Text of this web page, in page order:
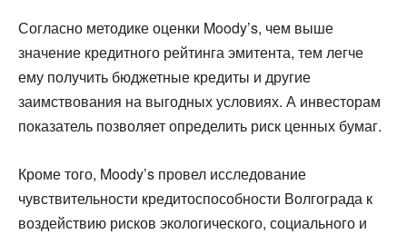
Согласно методике оценки Moody’s, чем выше
значение кредитного рейтинга эмитента, тем легче
ему получить бюджетные кредиты и другие
заимствования на выгодных условиях. А инвесторам
показатель позволяет определить риск ценных бумаг.
Кроме того, Moody’s провел исследование
чувствительности кредитоспособности Волгограда к
воздействию рисков экологического, социального и